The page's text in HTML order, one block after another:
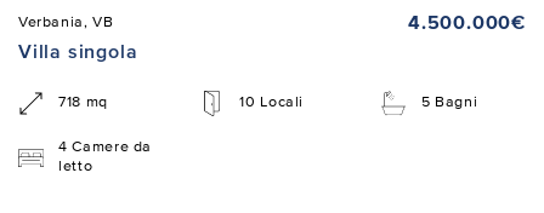
Verbania, VB
4.500.000€
Villa singola
718 mq 10 Locali 5 Bagni
4 Camere da
letto